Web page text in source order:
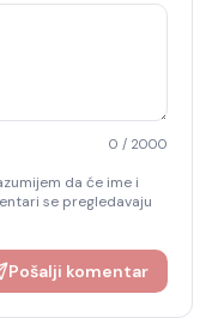
0 / 2000
da će ime i
se pregledavaju
Pošalji komentar